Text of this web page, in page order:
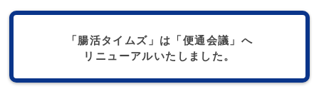
「腸活タイムズ」は「便通会議」へ
リニューアルいたしました。